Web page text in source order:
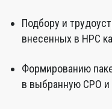
Подбору и
внесенных в НРС
Формированию
в выбранную СРО и